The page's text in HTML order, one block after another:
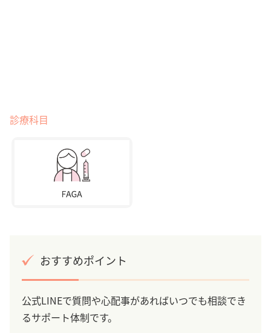
診療科目
おすすめポイント
公式LINEで質問や心配事があればいつでも相談でき
るサポート体制です。